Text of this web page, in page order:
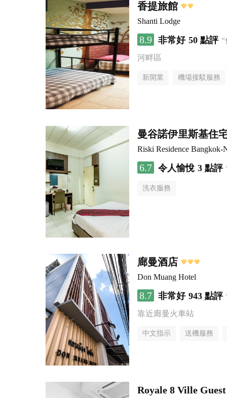
香提旅館
Shanti Lodge
8.9 非常好 50 點評
河畔區
新開業 機場接駁服務
曼谷諾伊里斯基住
Riski Residence Bangkok-
6.7 令人愉悅 3 點評
洗衣服務
廊曼酒店
Don Muang Hotel
8.7 非常好 943 點評
靠近廊曼火車站
中文指示 送機服務
Royale 8 Ville